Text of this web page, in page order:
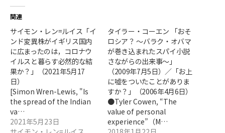
関連
サイモン・レン=ルイス「イ
ンド変異株がイギリス国内
に広まったのは，コロナウ
イルスと暮らす必然的な結
果か？」（2021年5月17
日）
[Simon Wren-Lewis, "Is
the spread of the Indian
va…
2021年5月23日
タイラー・コーエン 「おそ
ロシア？ ～バラク・オバマ
が巻き込まれたスパイ小説
さながらの出来事～」
（2009年7月5日）／「お上
に嘘をついたことがありま
すか？」（2006年4月6日）
●Tyler Cowen, “The
value of personal
experience”（M…